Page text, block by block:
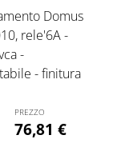
Domus
rele'6A -
-
- finitura
76,81 €